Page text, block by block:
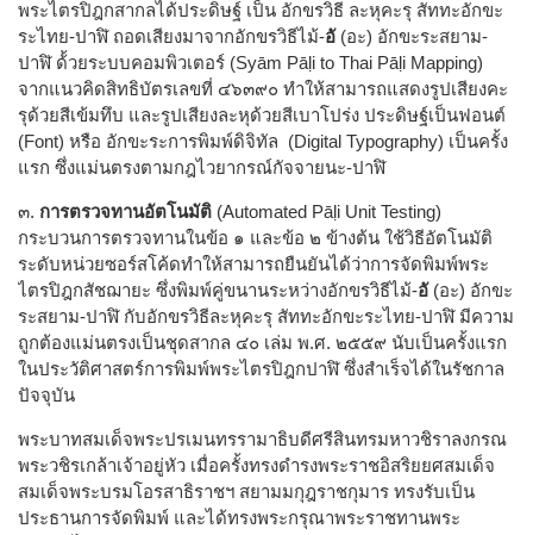
พระไตรปิฎกสากลได้ประดิษฐ์ เป็น อักขรวิธี ละหุคะรุ สัททะอักขะ
ระไทย-ปาฬิ ถอดเสียงมาจากอักขรวิธีไม้-อั(อะ) อักขะระสยาม-
ปาฬิ ด้้วยระบบคอมพิวเตอร์ (Syām Pāḷi to Thai Pāḷi Mapping)
จากแนวคิดสิทธิบัตรเลขที่ ๔๖๓๙๐ ทำให้สามารถแสดงรูปเสียงคะ
รุด้วยสีเข้มทึบ และรูปเสียงละหุด้วยสีเบาโปร่ง ประดิษฐ์เป็นฟอนต์
(Font) หรือ อักขะระการพิมพ์ดิจิทัล (Digital Typography) เป็นครั้ง
แรก ซึ่งแม่นตรงตามกฎไวยากรณ์กัจจายนะ-ปาฬิ
๓. การตรวจทานอัตโนมัติ (Automated Pāḷi Unit Testing)
กระบวนการตรวจทานในข้อ ๑ และข้อ ๒ ข้างต้น ใช้วิธีอัตโนมัติ
ระดับหน่วยซอร์สโค้ดทำให้สามารถยืนยันได้ว่าการจัดพิมพ์พระ
ไตรปิฎกสัชฌายะ ซึ่งพิมพ์คู่ขนานระหว่างอักขรวิธีไม้-อั(อะ) อักขะ
ระสยาม-ปาฬิ กับอักขรวิธีละหุคะรุ สัททะอักขะระไทย-ปาฬิ มีความ
ถูกต้องแม่นตรงเป็นชุดสากล ๔๐ เล่ม พ.ศ. ๒๕๕๙ นับเป็นครั้งแรก
ในประวัติศาสตร์การพิมพ์พระไตรปิฎกปาฬิ ซึ่งสำเร็จได้ในรัชกาล
ปัจจุบัน
พระบาทสมเด็จพระปรเมนทรรามาธิบดีศรีสินทรมหาวชิราลงกรณ
พระวชิรเกล้าเจ้าอยู่หัว เมื่อครั้งทรงดำรงพระราชอิสริยยศสมเด็จ
สมเด็จพระบรมโอรสาธิราชฯ สยามมกุฎราชกุมาร ทรงรับเป็น
ประธานการจัดพิมพ์ และได้ทรงพระกรุณาพระราชทานพระ